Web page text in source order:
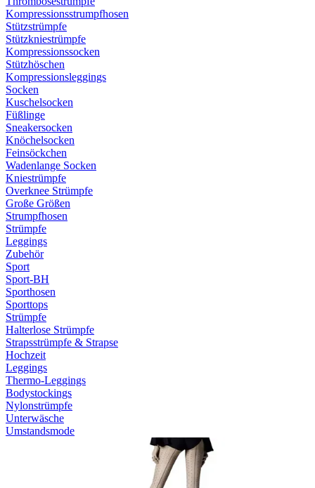
Kompressionsstrumpfhosen
Stützstrümpfe
Stützkniestrümpfe
Kompressionssocken
Stützhöschen
Kompressionsleggings
Socken
Kuschelsocken
Füßlinge
Sneakersocken
Knöchelsocken
Feinsöckchen
Wadenlange Socken
Kniestrümpfe
Overknee Strümpfe
Große Größen
Strumpfhosen
Strümpfe
Leggings
Zubehör
Sport
Sport-BH
Sporthosen
Sporttops
Strümpfe
Halterlose Strümpfe
Strapsstrümpfe & Strapse
Hochzeit
Leggings
Thermo-Leggings
Bodystockings
Nylonstrümpfe
Unterwäsche
Umstandsmode